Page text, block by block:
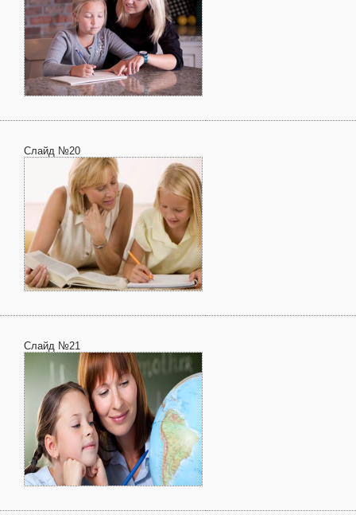
Слайд №20
Слайд №21